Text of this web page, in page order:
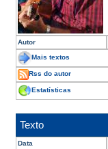
Autor
Mais textos
Rss do autor
Estatísticas
Texto
Data